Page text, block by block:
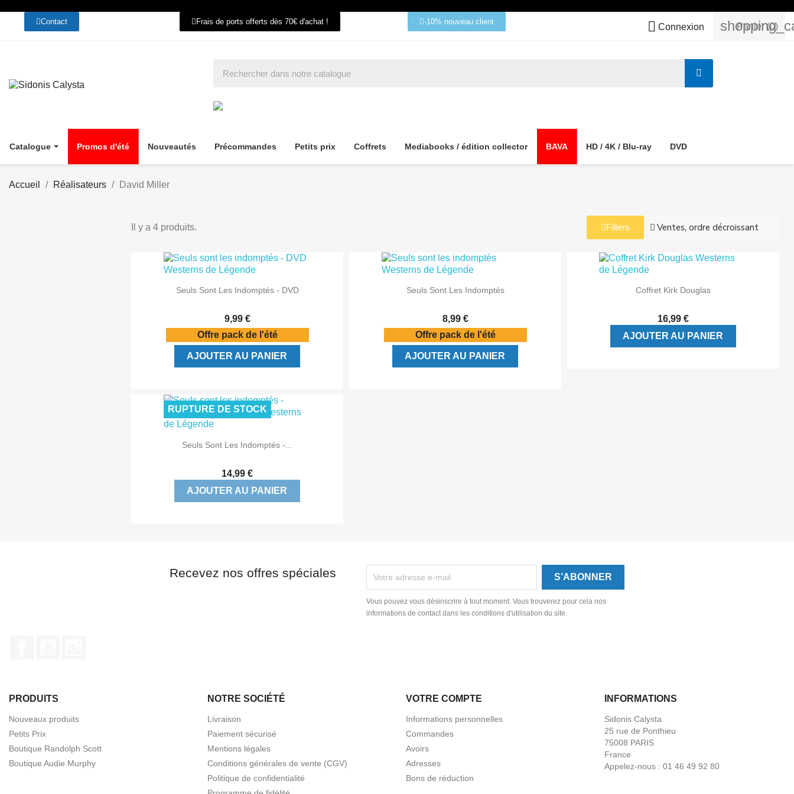
Contact Frais de ports offerts dès 70€ d'achat ! -10% nouveau client  Connexion Panier (0)
Catalogue Promos d'été Nouveautés Précommandes Petits prix Coffrets Mediabooks / édition collector BAVA HD / 4K / Blu-ray DVD
Accueil Réalisateurs David Miller
Il y a 4 produits. Filters
 Aperçu rapide
Seuls Sont Les Indomptés - DVD
9,99 €
Offre pack de l'été
AJOUTER AU PANIER
 Aperçu rapide
Seuls Sont Les Indomptés
8,99 €
Offre pack de l'été
AJOUTER AU PANIER
 Aperçu rapide
Coffret Kirk Douglas
16,99 €
AJOUTER AU PANIER
 Aperçu rapide
Seuls Sont Les Indomptés -...
14,99 €
AJOUTER AU PANIER
RUPTURE DE STOCK
Recevez nos offres spéciales
Vous pouvez vous désinscrire à tout moment. Vous trouverez pour cela nos
informations de contact dans les conditions d'utilisation du site.
PRODUITS
Nouveaux produits
Petits Prix
Boutique Randolph Scott
Boutique Audie Murphy
NOTRE SOCIÉTÉ
Livraison
Paiement sécurisé
Mentions légales
Conditions générales de vente (CGV)
Politique de confidentialité
VOTRE COMPTE
Informations personnelles
Commandes
Avoirs
Adresses
Bons de réduction
INFORMATIONS
Sidonis Calysta
25 rue de Ponthieu
75008 PARIS
France
Appelez-nous : 01 46 49 92 80